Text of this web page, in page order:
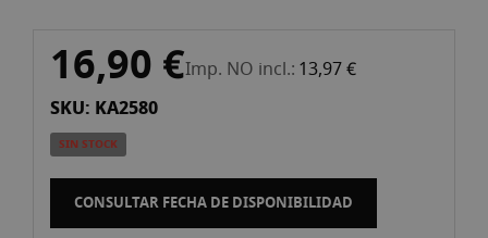
comienzo
de
galería
de
imágenes
16,90 €Imp. NO incl. 13,97 €
SKU: KA2580
SIN STOCK
CONSULTAR FECHA DE DISPONIBILIDAD